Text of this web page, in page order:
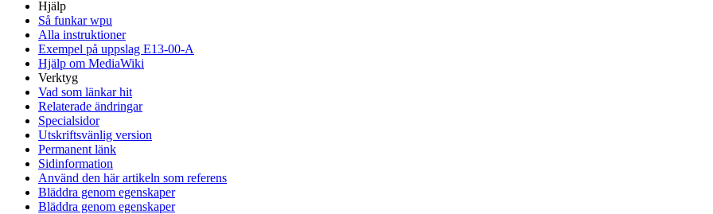
Hjälp
Så funkar wpu
Alla instruktioner
Exempel på uppslag E13-00-A
Hjälp om MediaWiki
Verktyg
Vad som länkar hit
Relaterade ändringar
Specialsidor
Utskriftsvänlig version
Permanent länk
Sidinformation
Använd den här artikeln som referens
Bläddra genom egenskaper
Bläddra genom egenskaper